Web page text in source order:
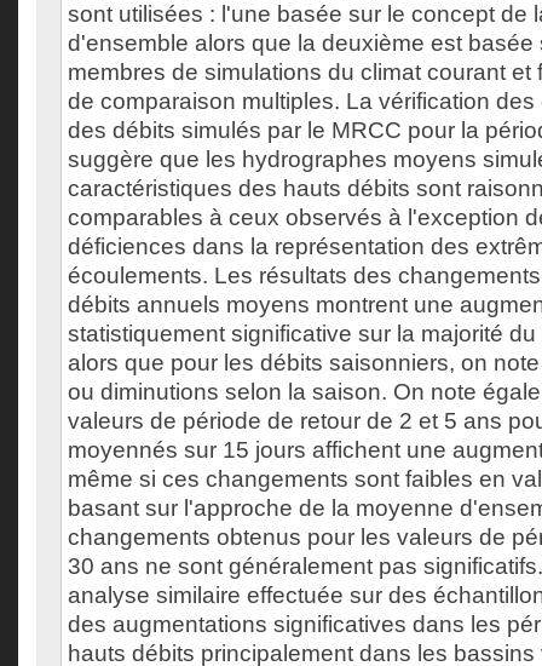
sont utilisées : l'une basée sur le concept de
d'ensemble alors que la deuxième est basée
membres de simulations du climat courant et
de comparaison multiples. La vérification
des débits simulés par le MRCC pour la
suggère que les hydrographes moyens
caractéristiques des hauts débits sont
comparables à ceux observés à l'exception
déficiences dans la représentation des
écoulements. Les résultats des
débits annuels moyens montrent une
statistiquement significative sur la majorité
alors que pour les débits saisonniers, on
ou diminutions selon la saison. On note
valeurs de période de retour de 2 et 5 ans
moyennés sur 15 jours affichent une
même si ces changements sont faibles en
basant sur l'approche de la moyenne
changements obtenus pour les valeurs de
30 ans ne sont généralement pas
analyse similaire effectuée sur des
des augmentations significatives dans les
hauts débits principalement dans les bassins